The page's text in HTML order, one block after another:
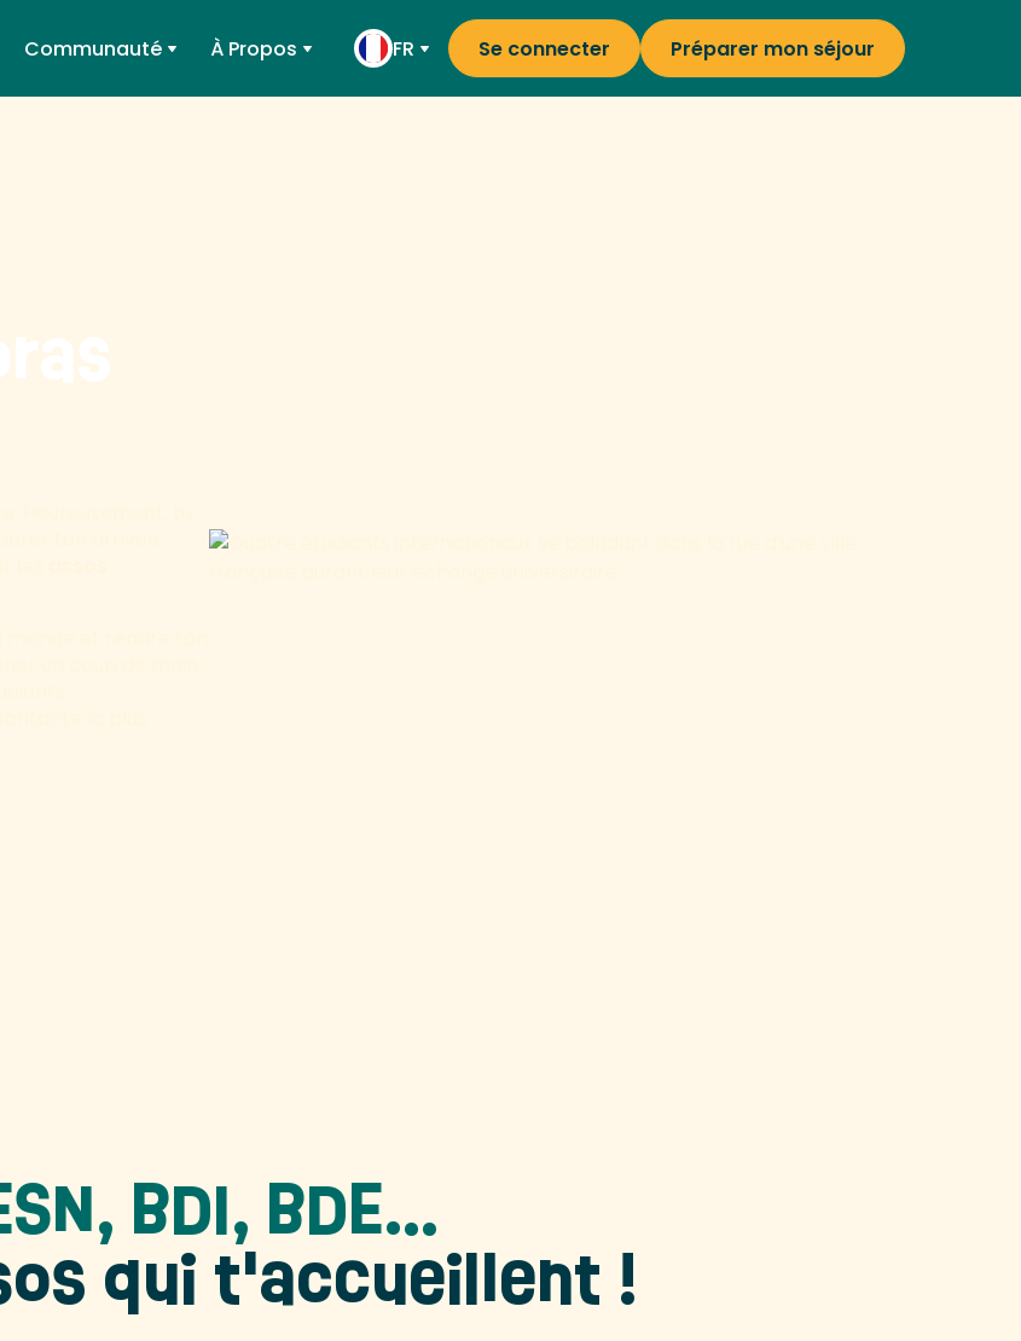
Communauté À Propos FR Se connecter Préparer mon séjour
BDI, BDE…
qui t'accueillent !